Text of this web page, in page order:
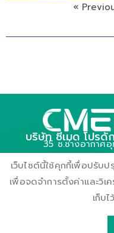
«
บริษัท ซีเมด โปรดั
35 ซ.ช่างอากาศ
ถ.ช่างอากาศอุทิศ แขว
เขตตอนเมือง กรุงเท
เว็บไซต์นี้ใช้คุกกี้เพื่อปรับ
เพื่อจดจำการตั้งค่าและวิเ
เก็บ